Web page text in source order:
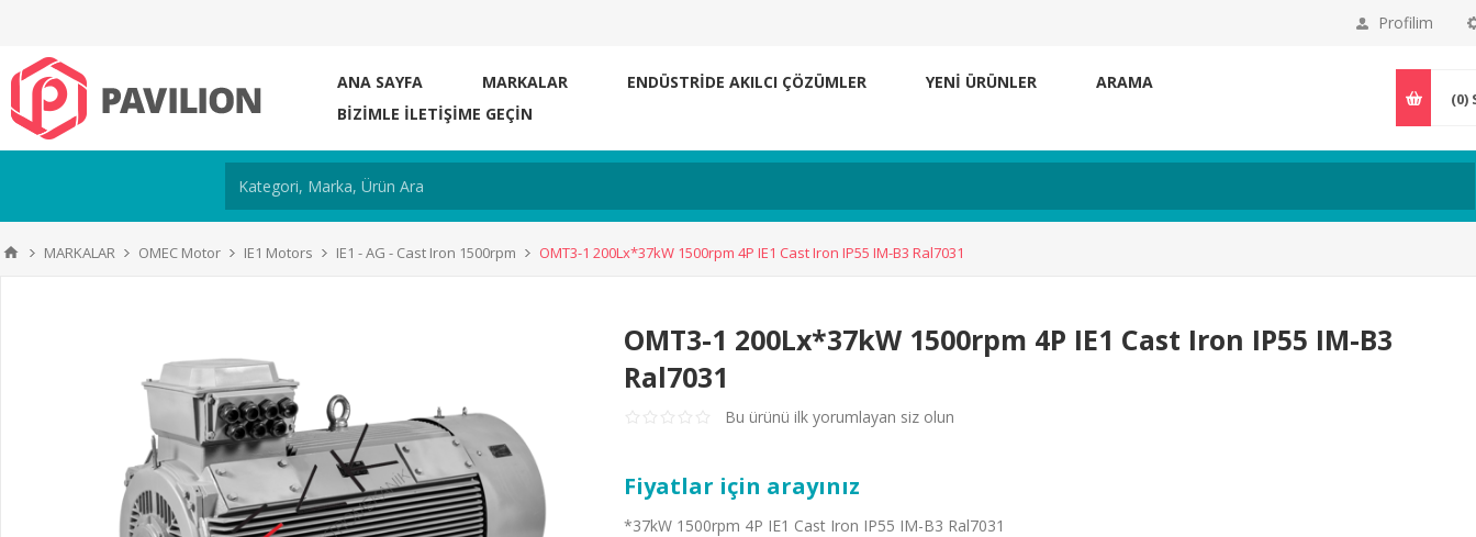
Profilim
ANA SAYFA MARKALAR ENDÜSTRİDE AKILCI ÇÖZÜMLER YENI ÜRÜNLER
ARAMA
BIZIMLE ILETIŞIME GEÇIN
(0)
MARKALAR OMEC Motor IE1 Motors IE1 - AG - Cast Iron 1500rpm OMT3-1 200Lx*37kW 1500rpm 4P IE1 Cast Iron IP55 IM-B3 Ral7031
OMT3-1 200Lx*37kW 1500rpm 4P IE1 Cast Iron IP55 IM-B3
Ral7031
Bu ürünü ilk yorumlayan siz olun
Fiyatlar için arayınız
*37kW 1500rpm 4P IE1 Cast Iron IP55 IM-B3 Ral7031